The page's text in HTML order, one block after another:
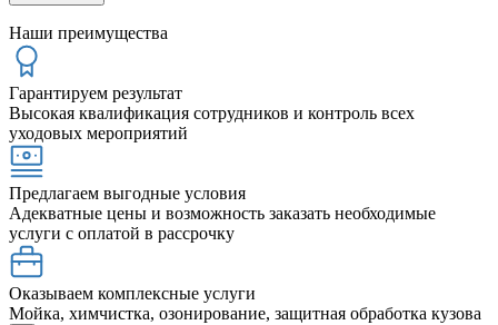
Наши преимущества
Гарантируем результат
Высокая квалификация сотрудников и контроль всех
уходовых мероприятий
Предлагаем выгодные условия
Адекватные цены и возможность заказать необходимые
услуги с оплатой в рассрочку
Оказываем комплексные услуги
Мойка, химчистка, озонирование, защитная обработка кузова